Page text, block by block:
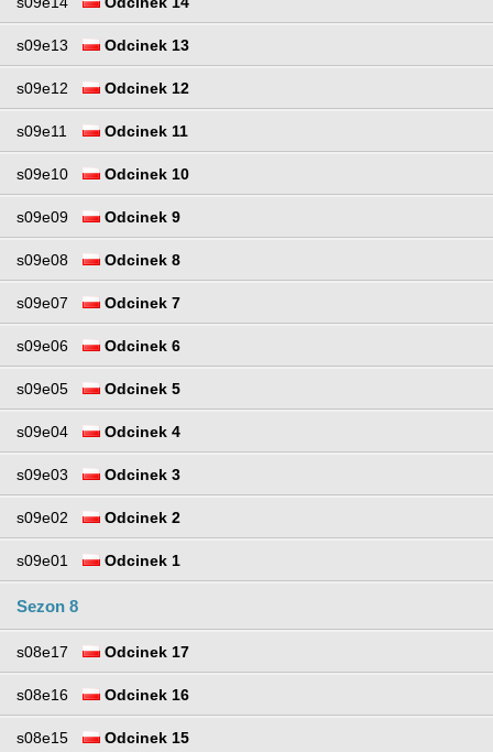
s09e13 Odcinek 13
s09e12 Odcinek 12
s09e11 Odcinek 11
s09e10 Odcinek 10
s09e09 Odcinek 9
s09e08 Odcinek 8
s09e07 Odcinek 7
s09e06 Odcinek 6
s09e05 Odcinek 5
s09e04 Odcinek 4
s09e03 Odcinek 3
s09e02 Odcinek 2
s09e01 Odcinek 1
Sezon 8
s08e17 Odcinek 17
s08e16 Odcinek 16
s08e15 Odcinek 15